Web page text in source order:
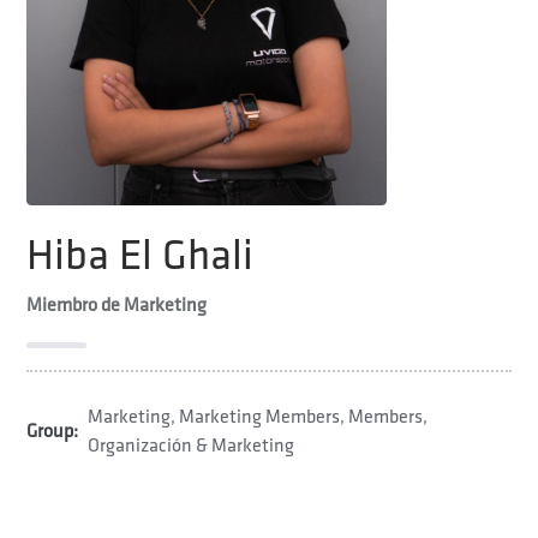
Hiba El Ghali
Miembro de Marketing
Group:
Marketing, Marketing Members, Members,
Organización & Marketing